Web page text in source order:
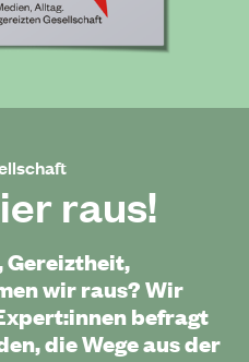
raus!
Gereiztheit,
wir raus? Wir
befragt
die Wege aus der